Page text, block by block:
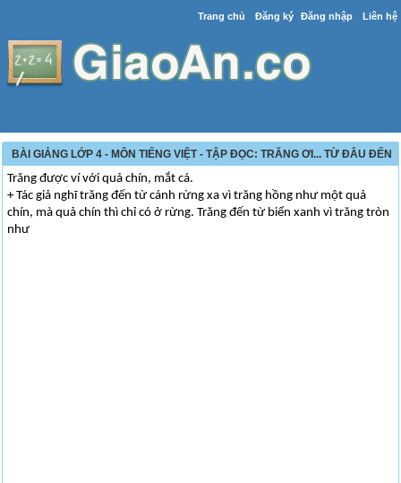
Trang chủ Đăng ký Đăng nhập Liên hệ
BÀI GIẢNG LỚP 4 - MÔN TIẾNG VIỆT - TẬP ĐỌC: TRĂNG ƠI... TỪ ĐÂU ĐẾN
Trăng được ví với quả chín, mắt cá.
+ Tác giả nghĩ trăng đến từ cánh rừng xa vì trăng hồng như một quả
chín, mà quả chín thì chỉ có ở rừng. Trăng đến từ biển xanh vì trăng tròn
như